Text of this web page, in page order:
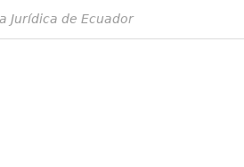
Jurídica de Ecuador